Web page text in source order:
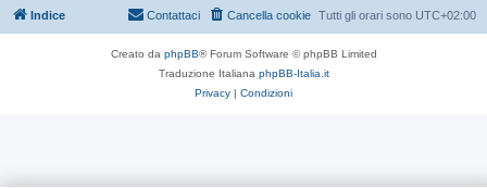
Indice Tutti gli orari sono UTC+02:00
Cancella cookie
Contattaci
Creato da phpBB® Forum Software © phpBB Limited
Traduzione Italiana phpBB-Italia.it
Privacy | Condizioni